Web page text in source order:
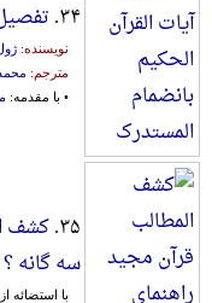
۳۴.
نویسنده:
مترجم:
• با مقدمه:
۳۵. کشف
سه گانه ؟